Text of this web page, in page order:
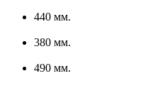
440 мм.
380 мм.
490 мм.